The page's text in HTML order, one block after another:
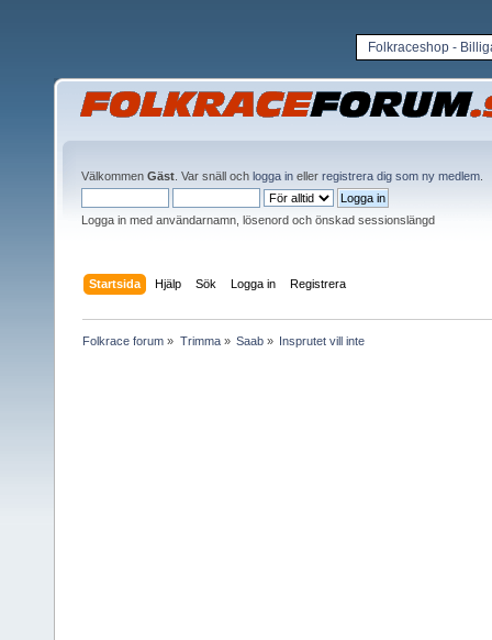
Folkraceshop -
Välkommen Gäst . Var snäll och logga in eller registrera dig som ny medlem
Logga in med användarnamn, lösenord och önskad sessionslängd
Startsida Hjälp Sök Logga in Registrera
Folkrace forum » Trimma» Saab» Insprutet vill inte